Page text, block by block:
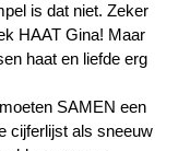
is dat niet. Zeker
HAAT Gina! Maar
haat en liefde erg
SAMEN een
cijferlijst als sneeuw